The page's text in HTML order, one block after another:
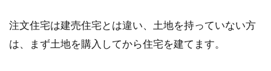
注文住宅は建売住宅とは違い、土地を持っていない方
は、まず土地を購入してから住宅を建てます。